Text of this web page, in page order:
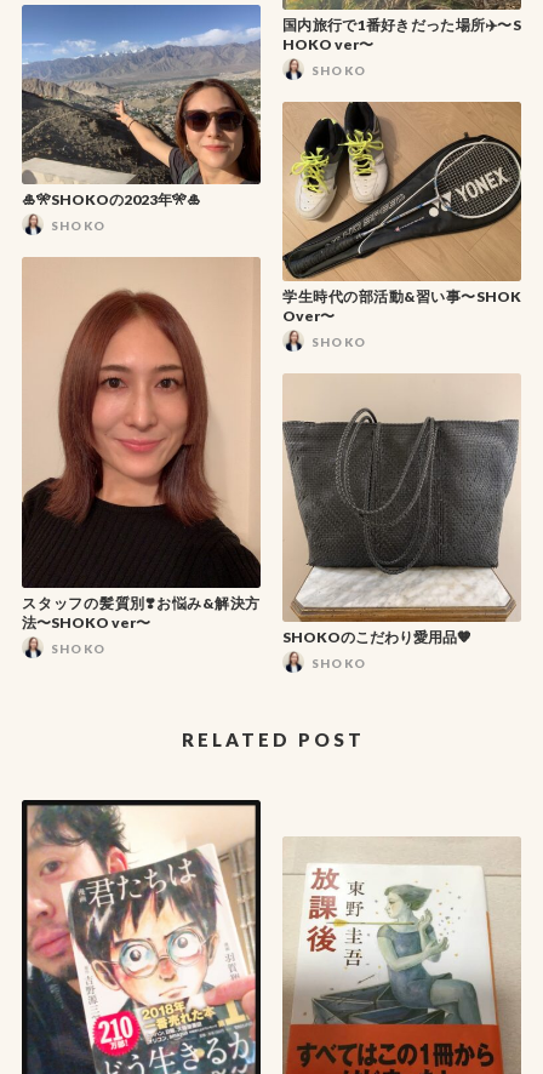
国内旅行で1番好きだった場所✈️〜S
HOKO ver〜
SHOKO
🎍🎌SHOKOの2023年🎌🎍
SHOKO
学生時代の部活動&習い事〜SHOK
Over〜
SHOKO
スタッフの髪質別❣️お悩み&解決方
法〜SHOKO ver〜
SHOKO
SHOKOのこだわり愛用品🧡
SHOKO
RELATED POST